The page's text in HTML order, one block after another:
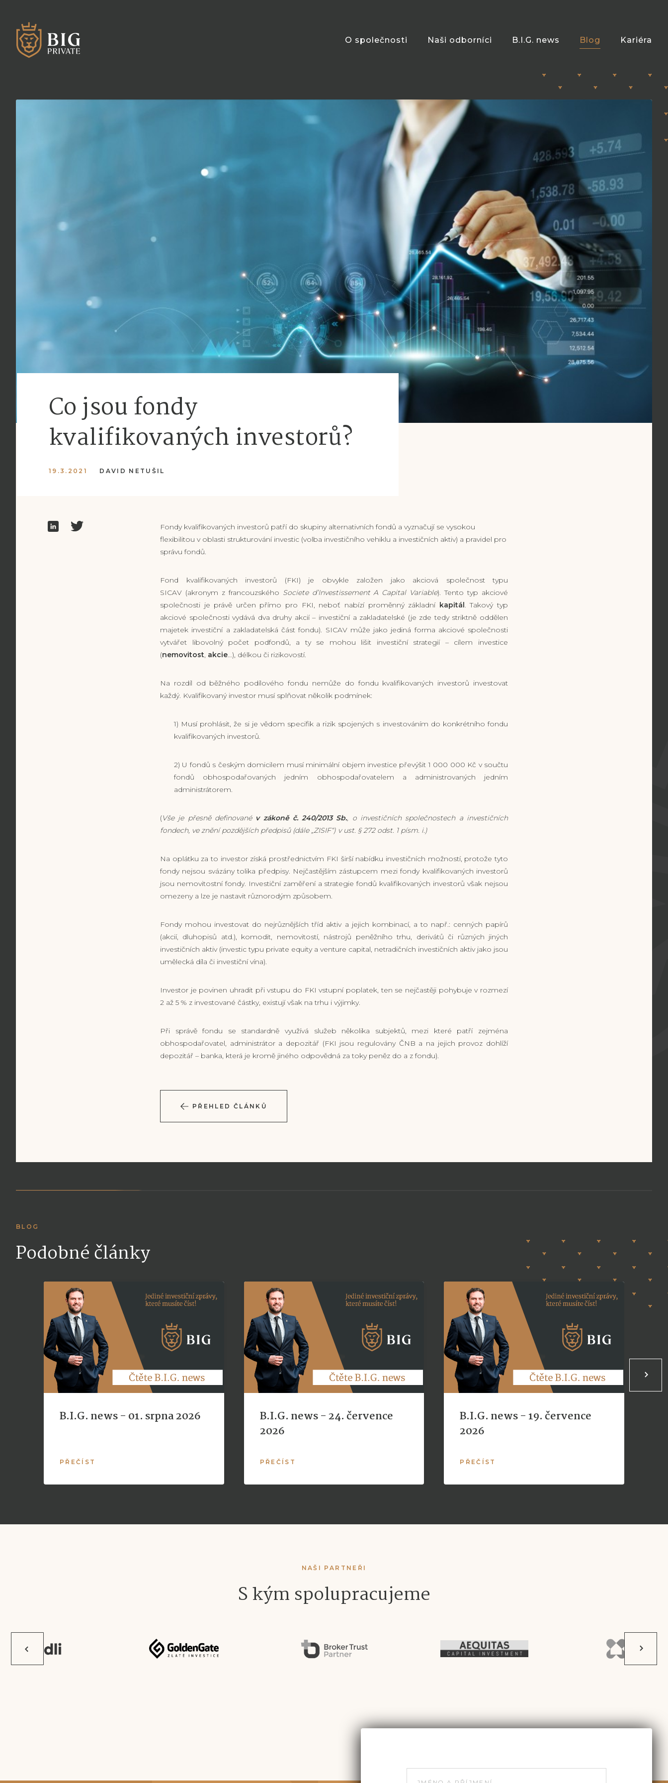
O společnosti Naši odborníci B.I.G. news Blog Kariéra
Co jsou fondy
kvalifikovaných investorů?
19.3.2021 DAVID NETUŠIL
Fondy kvalifikovaných investorů patří do skupiny alternativních fondů a vyznačují se vysokou
flexibilitou v oblasti strukturování investic (volba investičního vehiklu a investičních aktiv) a pravidel pro
správu fondů.
Fond kvalifikovaných investorů (FKI) je obvykle založen jako akciová společnost typu
SICAV (akronym z francouzského Societe d’Investissement A Capital Variable). Tento typ akciové
společnosti je právě určen přímo pro FKI, neboť nabízí proměnný základní kapitál. Takový typ
akciové společnosti vydává dva druhy akcií – investiční a zakladatelské (je zde tedy striktně oddělen
majetek investiční a zakladatelská část fondu). SICAV může jako jediná forma akciové společnosti
vytvářet libovolný počet podfondů, a ty se mohou lišit investiční strategií – cílem investice
(nemovitost, akcie…), délkou či rizikovostí.
Na rozdíl od běžného podílového fondu nemůže do fondu kvalifikovaných investorů investovat
každý. Kvalifikovaný investor musí splňovat několik podmínek:
1) Musí prohlásit, že si je vědom specifik a rizik spojených s investováním do konkrétního fondu
kvalifikovaných investorů.
2) U fondů s českým domicilem musí minimální objem investice převýšit 1 000 000 Kč v součtu
fondů obhospodařovaných jedním obhospodařovatelem a administrovaných jedním
administrátorem.
(Vše je přesně definované v zákoně č. 240/2013 Sb., o investičních společnostech a investičních
fondech, ve znění pozdějších předpisů (dále „ZISIF“) v ust. § 272 odst. 1 písm. i.)
Na oplátku za to investor získá prostřednictvím FKI širší nabídku investičních možností, protože tyto
fondy nejsou svázány tolika předpisy. Nejčastějším zástupcem mezi fondy kvalifikovaných investorů
jsou nemovitostní fondy. Investiční zaměření a strategie fondů kvalifikovaných investorů však nejsou
omezeny a lze je nastavit různorodým způsobem.
Fondy mohou investovat do nejrůznějších tříd aktiv a jejich kombinací, a to např.: cenných papírů
(akcií, dluhopisů atd.), komodit, nemovitostí, nástrojů peněžního trhu, derivátů či různých jiných
investičních aktiv (investic typu private equity a venture capital, netradičních investičních aktiv jako jsou
umělecká díla či investiční vína).
Investor je povinen uhradit při vstupu do FKI vstupní poplatek, ten se nejčastěji pohybuje v rozmezí
2 až 5 % z investované částky, existují však na trhu i výjimky.
Při správě fondu se standardně využívá služeb několika subjektů, mezi které patří zejména
obhospodařovatel, administrátor a depozitář (FKI jsou regulovány ČNB a na jejich provoz dohlíží
depozitář – banka, která je kromě jiného odpovědná za toky peněz do a z fondu).
PŘEHLED ČLÁNKŮ
BLOG
Podobné články
B.I.G. news - 01. srpna 2026
PŘEČÍST
B.I.G. news - 24. července
2026
PŘEČÍST
B.I.G. news - 19. července
2026
PŘEČÍST
NAŠI PARTNEŘI
S kým spolupracujeme